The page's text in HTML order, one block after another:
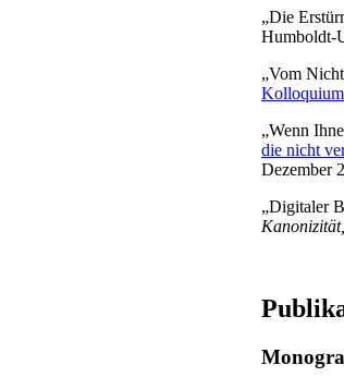
„Die
Humboldt-
„Vom
„Wenn
die nicht
Dezember
„Digitaler
Kanonizität,